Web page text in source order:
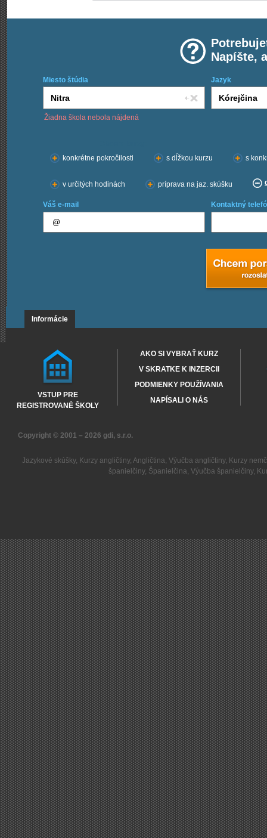
Napíšte,
Miesto štúdia Jazyk
Žiadna škola nebola nájdená
konkrétne pokročilosti
s dĺžkou kurzu s
v určitých hodinách príprava na jaz. skúšku
Váš e-mail Kontaktný
Informácie
VSTUP PRE
REGISTROVANÉ ŠKOLY
AKO SI VYBRAŤ KURZ
V SKRATKE K INZERCII
PODMIENKY POUŽÍVANIA
NAPÍSALI O NÁS
Copyright © 2001 – 2026 gdi, s.r.o.
Jazykové skúšky, Kurzy angličtiny, Angličtina, Výučba angličtiny, Kurzy
španielčiny, Španielčina, Výučba španielčiny,